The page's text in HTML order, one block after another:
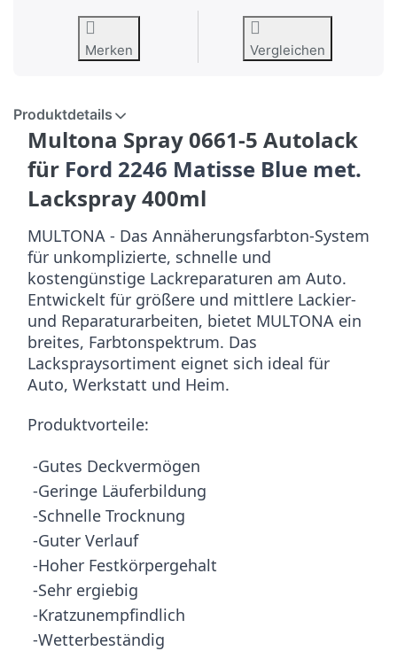
Merken Vergleichen
Produktdetails
Multona Spray 0661-5 Autolack
für Ford 2246 Matisse Blue met.
Lackspray 400ml
MULTONA - Das Annäherungsfarbton-System
für unkomplizierte, schnelle und
kostengünstige Lackreparaturen am Auto.
Entwickelt für größere und mittlere Lackier-
und Reparaturarbeiten, bietet MULTONA ein
breites, Farbtonspektrum. Das
Lackspraysortiment eignet sich ideal für
Auto, Werkstatt und Heim.
Produktvorteile:
-Gutes Deckvermögen
-Geringe Läuferbildung
-Schnelle Trocknung
-Guter Verlauf
-Hoher Festkörpergehalt
-Sehr ergiebig
-Kratzunempfindlich
-Wetterbeständig